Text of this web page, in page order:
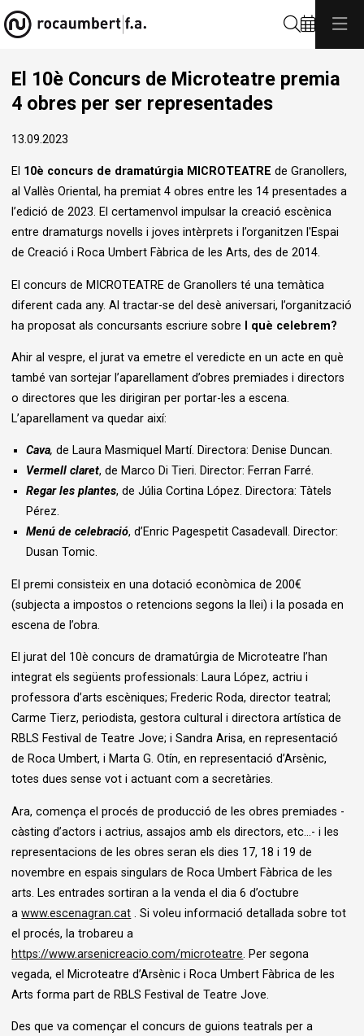
El 10è Concurs de Microteatre premia
4 obres per ser representades
13.09.2023
El 10è concurs de dramatúrgia MICROTEATRE de Granollers,
al Vallès Oriental, ha premiat 4 obres entre les 14 presentades a
l’edició de 2023. El certamenvol impulsar la creació escènica
entre dramaturgs novells i joves intèrprets i l’organitzen l'Espai
de Creació i Roca Umbert Fàbrica de les Arts, des de 2014.
El concurs de MICROTEATRE de Granollers té una temàtica
diferent cada any. Al tractar-se del desè aniversari, l’organització
ha proposat als concursants escriure sobre
I què celebrem?
Ahir al vespre, el jurat va emetre el veredicte en un acte en què
també van sortejar l’aparellament d’obres premiades i directors
o directores que les dirigiran per portar-les a escena.
L’aparellament va quedar així:
Cava, de Laura Masmiquel Martí. Directora: Denise Duncan.
Vermell claret, de Marco Di Tieri. Director: Ferran Farré.
Regar les plantes, de Júlia Cortina López. Directora: Tàtels
Pérez.
Menú de celebració, d’Enric Pagespetit Casadevall. Director:
Dusan Tomic.
El premi consisteix en una dotació econòmica de 200€
(subjecta a impostos o retencions segons la llei) i la posada en
escena de l’obra.
El jurat del 10è concurs de dramatúrgia de Microteatre l’han
integrat els següents professionals: Laura López, actriu i
professora d’arts escèniques; Frederic Roda, director teatral;
Carme Tierz, periodista, gestora cultural i directora artística de
RBLS Festival de Teatre Jove; i Sandra Arisa, en representació
de Roca Umbert, i Marta G. Otín, en representació d’Arsènic,
totes dues sense vot i actuant com a secretàries.
Ara, comença el procés de producció de les obres premiades -
càsting d’actors i actrius, assajos amb els directors, etc...- i les
representacions de les obres seran els dies 17, 18 i 19 de
novembre en espais singulars de Roca Umbert Fàbrica de les
arts. Les entrades sortiran a la venda el dia 6 d’octubre
awww.escenagran.cat . Si voleu informació detallada sobre tot
el procés, la trobareu a
https://www.arsenicreacio.com/microteatre. Per segona
vegada, el Microteatre d’Arsènic i Roca Umbert Fàbrica de les
Arts forma part de RBLS Festival de Teatre Jove.
Des que va començar el concurs de guions teatrals per a